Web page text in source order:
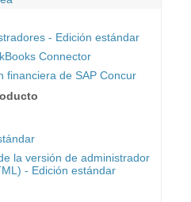
- Edición estándar
Connector
financiera de SAP Concur
la versión de administrador
- Edición estándar